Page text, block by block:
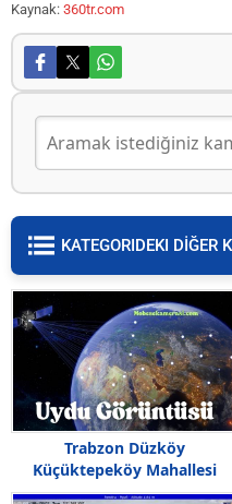
Kaynak: 360tr.com
KATEGORIDEKI DİĞER
Trabzon Düzköy
Küçüktepeköy Mahallesi
Uydu Görüntüsü